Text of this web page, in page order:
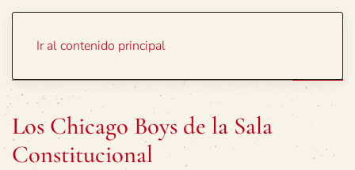
Ir al contenido principal
Los Chicago Boys de la Sala
Constitucional